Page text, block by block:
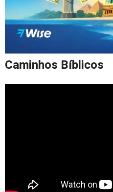
Caminhos Bíblicos